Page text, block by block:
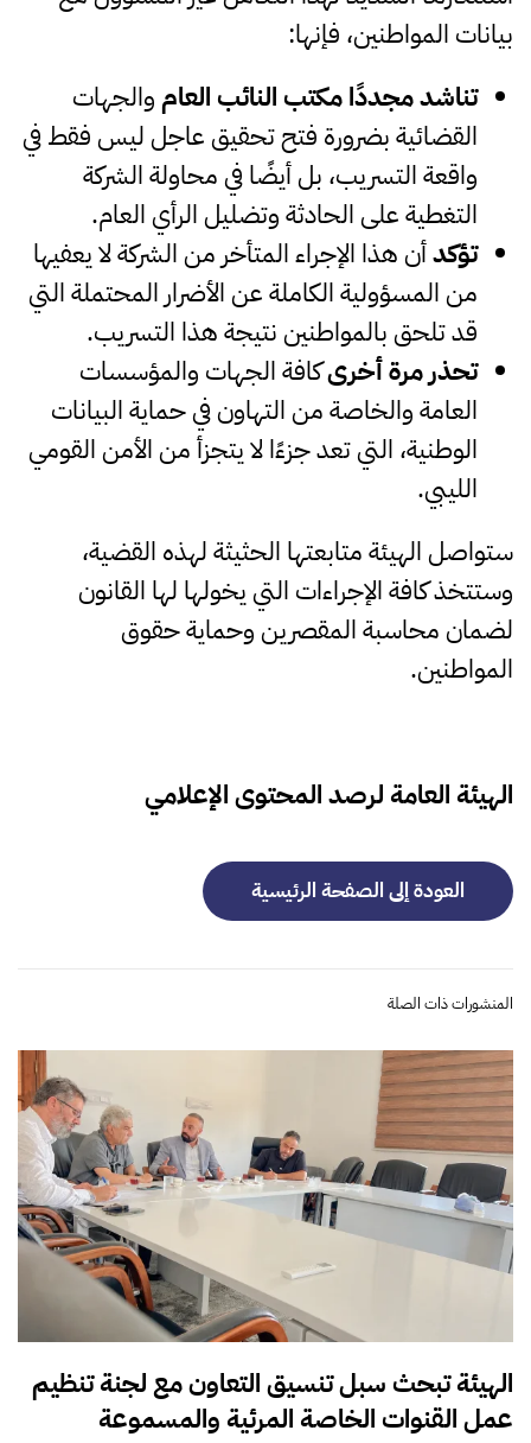
بيانات المواطنين، فإنها:
تناشد مجددًا مكتب النائب العاموالجهات
القضائية بضرورة فتح تحقيق عاجل ليس فقط في
واقعة التسريب، بل أيضًا في محاولة الشركة
التغطية على الحادثة وتضليل الرأي العام.
تؤكدأن هذا الإجراء المتأخر من الشركة لا يعفيها
من المسؤولية الكاملة عن الأضرار المحتملة التي
قد تلحق بالمواطنين نتيجة هذا التسريب.
تحذر مرة أخرىكافة الجهات والمؤسسات
العامة والخاصة من التهاون في حماية البيانات
الوطنية، التي تعد جزءًا لا يتجزأ من الأمن القومي
الليبي.
ستواصل الهيئة متابعتها الحثيثة لهذه القضية،
وستتخذ كافة الإجراءات التي يخولها لها القانون
لضمان محاسبة المقصرين وحماية حقوق
المواطنين.
الهيئة العامة لرصد المحتوى الإعلامي
العودة إلى الصفحة الرئيسية
المنشورات ذات الصلة
الهيئة تبحث سبل تنسيق التعاون مع لجنة تنظيم
عمل القنوات الخاصة المرئية والمسموعة